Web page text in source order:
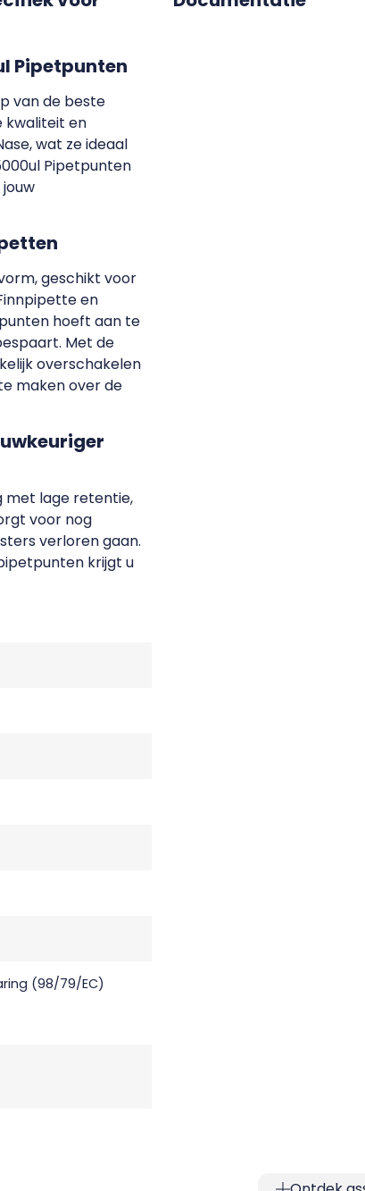
Pipetpunten
van de beste
kwaliteit en
wat ze ideaal
Pipetpunten
geschikt voor
en
hoeft aan te
Met de
overschakelen
maken over de
met lage retentie,
voor nog
verloren gaan.
krijgt u
(98/79/EC)